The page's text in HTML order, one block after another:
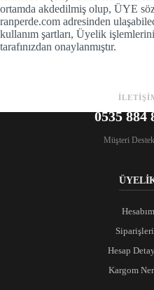
ortamda akdedilmiş olup, ÜYE
ranperde.com adresinden
kullanım şartları, Üyelik
tarafınızdan onaylanmıştır.
0535 884
Müşteri
Hesabım
Hesap
Kargom